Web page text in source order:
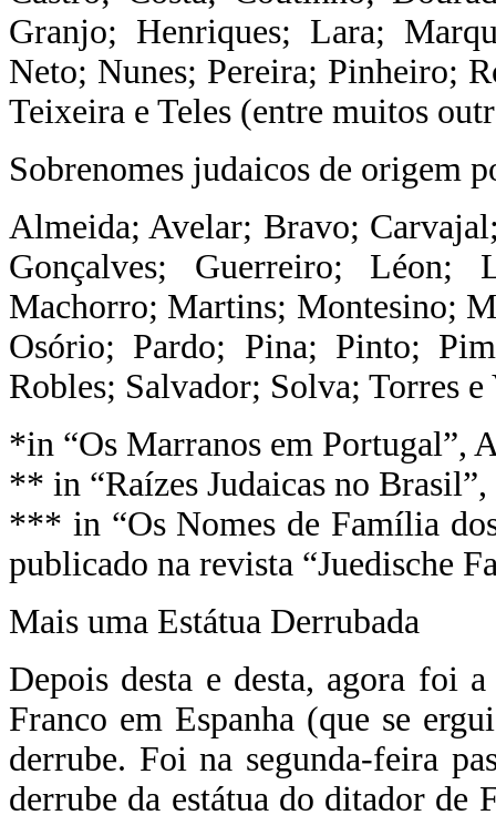
Granjo; Henriques; Lara;
Neto; Nunes; Pereira; Pinheiro;
Teixeira e Teles (entre muitos
Sobrenomes judaicos de origem
Almeida; Avelar; Bravo;
Gonçalves; Guerreiro; Léon;
Machorro; Martins; Montesino;
Osório; Pardo; Pina; Pinto;
Robles; Salvador; Solva; Torres e
*in “Os Marranos em Portugal”,
** in “Raízes Judaicas no
*** in “Os Nomes de Família
publicado na revista “Juedische
Mais uma Estátua Derrubada
Depois desta e desta, agora foi
Franco em Espanha (que se
derrube. Foi na segunda-feira
derrube da estátua do ditador de